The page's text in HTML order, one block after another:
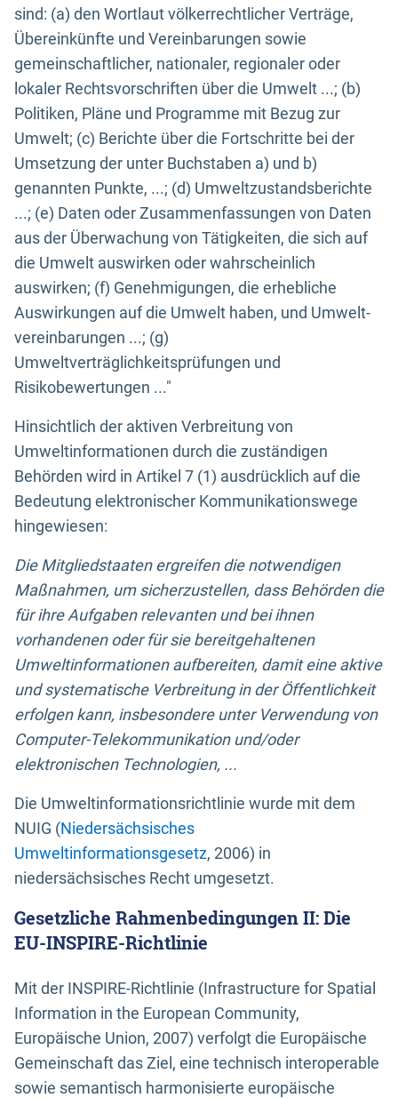
sind: (a) den Wortlaut völkerrechtlicher Verträge,
Übereinkünfte und Vereinbarungen sowie
gemeinschaftlicher, nationaler, regionaler oder
lokaler Rechtsvorschriften über die Umwelt ...; (b)
Politiken, Pläne und Programme mit Bezug zur
Umwelt; (c) Berichte über die Fortschritte bei der
Umsetzung der unter Buchstaben a) und b)
genannten Punkte, ...; (d) Umweltzustandsberichte
...; (e) Daten oder Zusammenfassungen von Daten
aus der Überwachung von Tätigkeiten, die sich auf
die Umwelt auswirken oder wahrscheinlich
auswirken; (f) Genehmigungen, die erhebliche
Auswirkungen auf die Umwelt haben, und Umwelt-
vereinbarungen ...; (g)
Umweltverträglichkeitsprüfungen und
Risikobewertungen ..."
Hinsichtlich der aktiven Verbreitung von
Umweltinformationen durch die zuständigen
Behörden wird in Artikel 7 (1) ausdrücklich auf die
Bedeutung elektronischer Kommunikationswege
hingewiesen:
Die Mitgliedstaaten ergreifen die notwendigen
Maßnahmen, um sicherzustellen, dass Behörden die
für ihre Aufgaben relevanten und bei ihnen
vorhandenen oder für sie bereitgehaltenen
Umweltinformationen aufbereiten, damit eine aktive
und systematische Verbreitung in der Öffentlichkeit
erfolgen kann, insbesondere unter Verwendung von
Computer-Telekommunikation und/oder
elektronischen Technologien, ...
Die Umweltinformationsrichtlinie wurde mit dem
NUIG (Niedersächsisches
Umweltinformationsgesetz, 2006) in
niedersächsisches Recht umgesetzt.
Gesetzliche Rahmenbedingungen II: Die
EU-INSPIRE-Richtlinie
Mit der INSPIRE-Richtlinie (Infrastructure for Spatial
Information in the European Community,
Europäische Union, 2007) verfolgt die Europäische
Gemeinschaft das Ziel, eine technisch interoperable
sowie semantisch harmonisierte europäische